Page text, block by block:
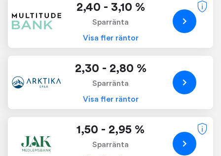
2,40 - 3,10 %
Sparränta
Visa fler räntor
2,30 - 2,80 %
Sparränta
Visa fler räntor
1,50 - 2,95 %
Sparränta